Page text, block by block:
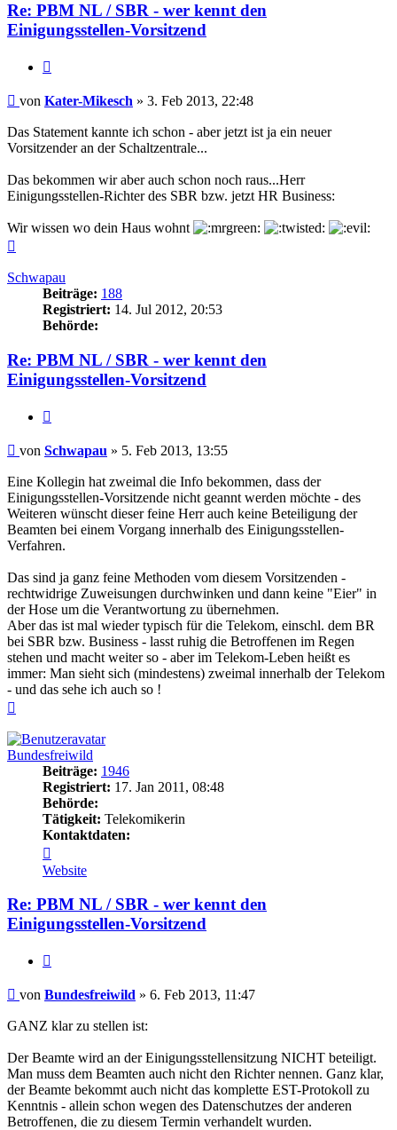
Re: PBM NL / SBR - wer kennt den
Einigungsstellen-Vorsitzend
Beitrag
von Kater-Mikesch » 3. Feb 2013, 22:48
Das Statement kannte ich schon - aber jetzt ist ja ein neuer
Vorsitzender an der Schaltzentrale...
Das bekommen wir aber auch schon noch raus...Herr
Einigungsstellen-Richter des SBR bzw. jetzt HR Business:
Wir wissen wo dein Haus wohnt
Schwapau
Beiträge: 188
Registriert: 14. Jul 2012, 20:53
Behörde:
Re: PBM NL / SBR - wer kennt den
Einigungsstellen-Vorsitzend
Beitrag
von Schwapau » 5. Feb 2013, 13:55
Eine Kollegin hat zweimal die Info bekommen, dass der
Einigungsstellen-Vorsitzende nicht geannt werden möchte - des
Weiteren wünscht dieser feine Herr auch keine Beteiligung der
Beamten bei einem Vorgang innerhalb des Einigungsstellen-
Verfahren.
Das sind ja ganz feine Methoden vom diesem Vorsitzenden -
rechtwidrige Zuweisungen durchwinken und dann keine "Eier" in
der Hose um die Verantwortung zu übernehmen.
Aber das ist mal wieder typisch für die Telekom, einschl. dem BR
bei SBR bzw. Business - lasst ruhig die Betroffenen im Regen
stehen und macht weiter so - aber im Telekom-Leben heißt es
immer: Man sieht sich (mindestens) zweimal innerhalb der Telekom
- und das sehe ich auch so !
Bundesfreiwild
Beiträge: 1946
Registriert: 17. Jan 2011, 08:48
Behörde:
Tätigkeit: Telekomikerin
Kontaktdaten:
von
Bundesfreiwild
Website
Re: PBM NL / SBR - wer kennt den
Einigungsstellen-Vorsitzend
Beitrag
von Bundesfreiwild » 6. Feb 2013, 11:47
GANZ klar zu stellen ist:
Der Beamte wird an der Einigungsstellensitzung NICHT beteiligt.
Man muss dem Beamten auch nicht den Richter nennen. Ganz klar,
der Beamte bekommt auch nicht das komplette EST-Protokoll zu
Kenntnis - allein schon wegen des Datenschutzes der anderen
Betroffenen, die zu diesem Termin verhandelt wurden.